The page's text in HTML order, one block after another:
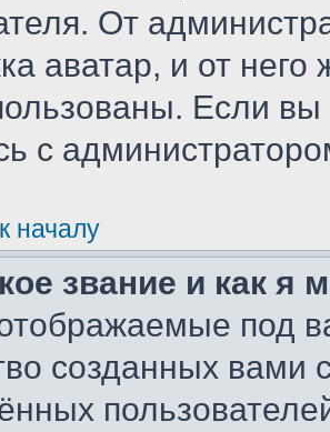
От
аватар, и от него
Если
с
началу
звание и как я
под
созданных